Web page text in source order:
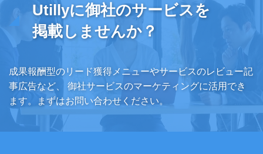
Utillyに御社のサービスを
掲載しませんか？
成果報酬型のリード獲得メニューやサービスのレビュー記
事広告など、
御社サービスのマーケティングに活用でき
ます。まずはお問い合わせください。